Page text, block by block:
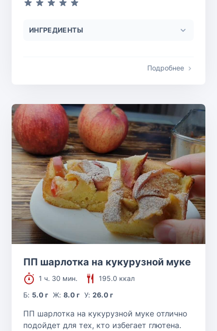
ИНГРЕДИЕНТЫ
Подробнее
ПП шарлотка на кукурузной муке
1 ч. 30 мин.
195.0 ккал
Б: 5.0 г Ж: 8.0 г У: 26.0 г
ПП шарлотка на кукурузной муке отлично
подойдет для тех, кто избегает глютена.